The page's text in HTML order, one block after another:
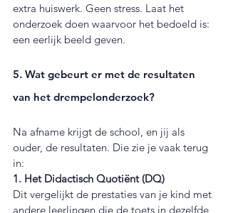
extra huiswerk. Geen stress. Laat het
onderzoek doen waarvoor het bedoeld is:
een eerlijk beeld geven.
5. Wat gebeurt er met de resultaten
van het drempelonderzoek?
Na afname krijgt de school, en jij als
ouder, de resultaten. Die zie je vaak terug
in:
1. Het Didactisch Quotiënt (DQ)
Dit vergelijkt de prestaties van je kind met
andere leerlingen die de toets in dezelfde